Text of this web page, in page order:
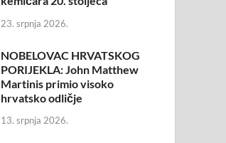
23. srpnja 2026.
NOBELOVAC HRVATSKOG
PORIJEKLA: John Matthew
Martinis primio visoko
hrvatsko odličje
13. srpnja 2026.